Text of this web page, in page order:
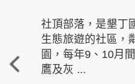
社頂部落，是墾丁
生態旅遊的社區，
園，每年9、10月
鷹及灰 ...